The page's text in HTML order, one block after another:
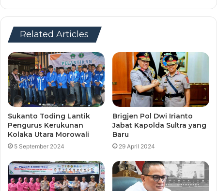
Related Articles
Sukanto Toding Lantik
Pengurus Kerukunan
Kolaka Utara Morowali
5 September 2024
Brigjen Pol Dwi Irianto
Jabat Kapolda Sultra yang
Baru
29 April 2024